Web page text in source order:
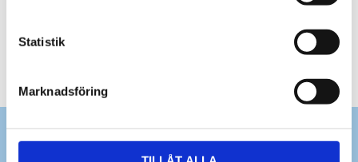
Statistik
Marknadsföring